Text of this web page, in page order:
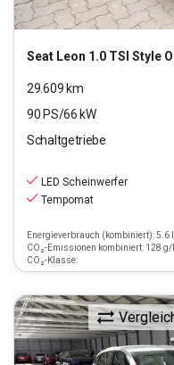
Seat Leon 1.0 TSI Style
29.609 km
90 PS/66 kW
Schaltgetriebe
LED Scheinwerfer
Tempomat
Energieverbrauch (kombiniert): 5.6
CO₂-Emissionen kombiniert: 128 g/
CO₂-Klasse: